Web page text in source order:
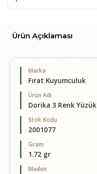
Ürün Açıklaması
Marka
Fırat Kuyumculuk
Ürün Adı
Dorika 3 Renk Yüzük
Stok Kodu
2001077
Gram
1.72 gr
Maden